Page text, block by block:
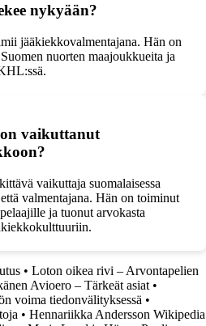
nykyään?
jääkiekkovalmentajana. Hän on
nuorten maajoukkueita ja
vaikuttanut
vaikuttaja suomalaisessa
valmentajana. Hän on toiminut
ja tuonut arvokasta
• Loton oikea rivi – Arvontapelien
Avioero – Tärkeät asiat •
voima tiedonvälityksessä •
• Hennariikka Andersson Wikipedia